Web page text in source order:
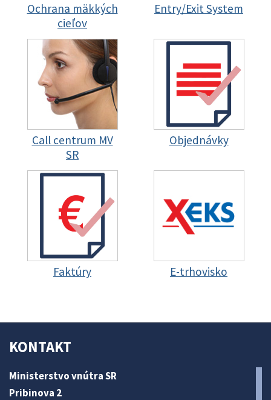
Ochrana mäkkých
cieľov
Entry/Exit System
Call centrum MV
SR
Objednávky
Faktúry E-trhovisko
KONTAKT
Ministerstvo vnútra SR
Pribinova 2